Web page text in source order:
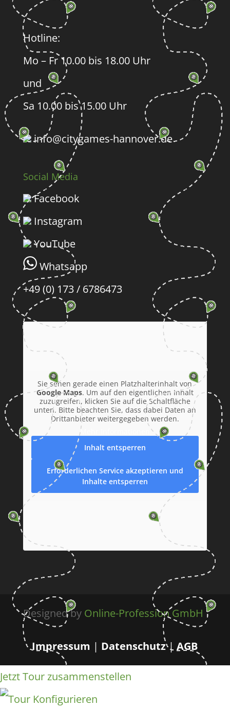
Hotline:
Mo – Fr 10.00 bis 18.00 Uhr
und
Sa 10.00 bis 15.00 Uhr
info@citygames-hannover.de
Social Media
Facebook
Instagram
YouTube
Whatsapp
+49 (0) 173 / 6786473
Sie sehen gerade einen Platzhalterinhalt von
Google Maps. Um auf den eigentlichen Inhalt
zuzugreifen, klicken Sie auf die Schaltfläche
unten. Bitte beachten Sie, dass dabei Daten an
Drittanbieter weitergegeben werden.
Mehr Informationen
Inhalt entsperren
Erforderlichen Service akzeptieren und
Inhalte entsperren
Designed by Online-Profession GmbH
Impressum | Datenschutz|AGB
Jetzt Tour zusammenstellen